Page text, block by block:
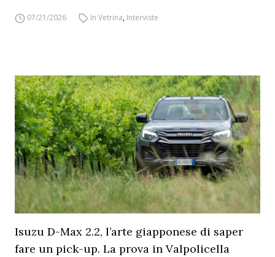
07/21/2026 In Vetrina, Interviste
Isuzu D-Max 2.2, l’arte giapponese di saper
fare un pick-up. La prova in Valpolicella